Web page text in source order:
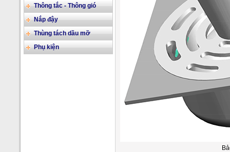
Thông tắc - Thông gió
Nắp đậy
Thùng tách dầu mỡ
Phụ kiện